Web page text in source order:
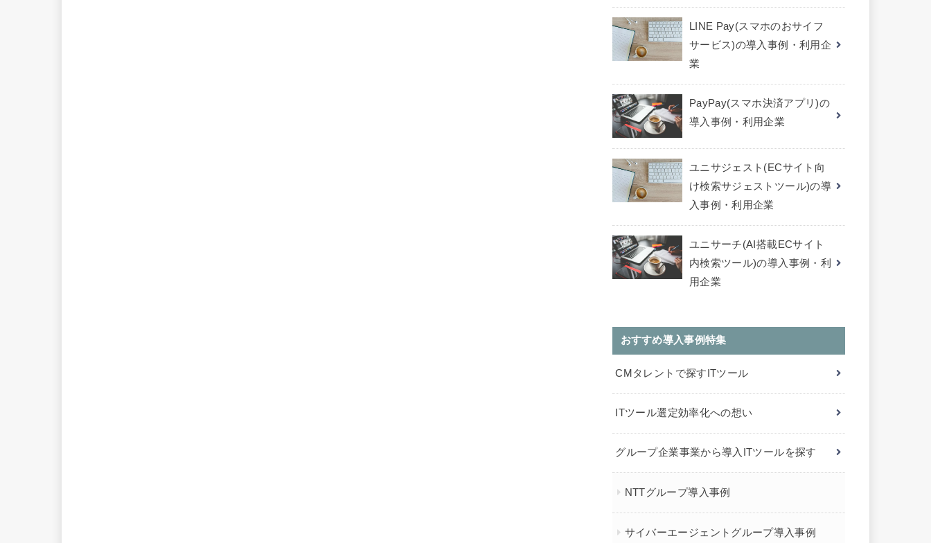
LINE Pay(スマホのおサイフ
サービス)の導入事例・利用企
業
PayPay(スマホ決済アプリ)の
導入事例・利用企業
ユニサジェスト(ECサイト向
け検索サジェストツール)の導
入事例・利用企業
ユニサーチ(AI搭載ECサイト
内検索ツール)の導入事例・利
用企業
おすすめ導入事例特集
CMタレントで探すITツール
ITツール選定効率化への想い
グループ企業事業から導入ITツールを探す
NTTグループ導入事例
サイバーエージェントグループ導入事例